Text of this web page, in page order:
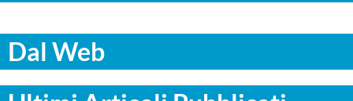
Dal Web